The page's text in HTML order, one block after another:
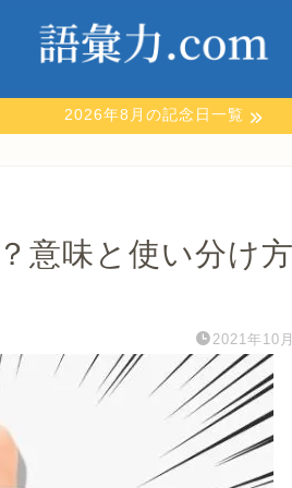
2026年8月の記念日一覧
意味と使い分け方
2021年10